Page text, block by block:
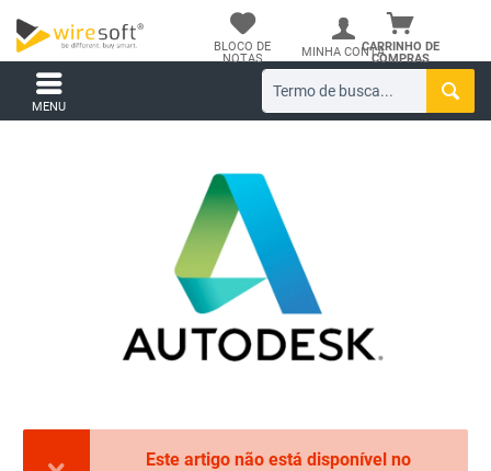
CARRINHO DE
COMPRAS
BLOCO DE
NOTAS
MINHA CONTA
MENU
Este artigo não está disponível no